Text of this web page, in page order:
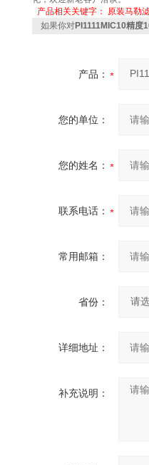
产品相关关键字： 原装马勒
如果你对PI1111MIC10精度
产品：
您的单位：
您的姓名：
联系电话：
常用邮箱：
省份：
详细地址：
补充说明：